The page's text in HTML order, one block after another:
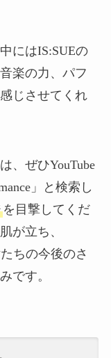
にはIS:SUEの
楽の力、パフ
じさせてくれ
、ぜひYouTube
」と検索し
を目撃してくだ
が立ち、
ちの今後のさ
です。